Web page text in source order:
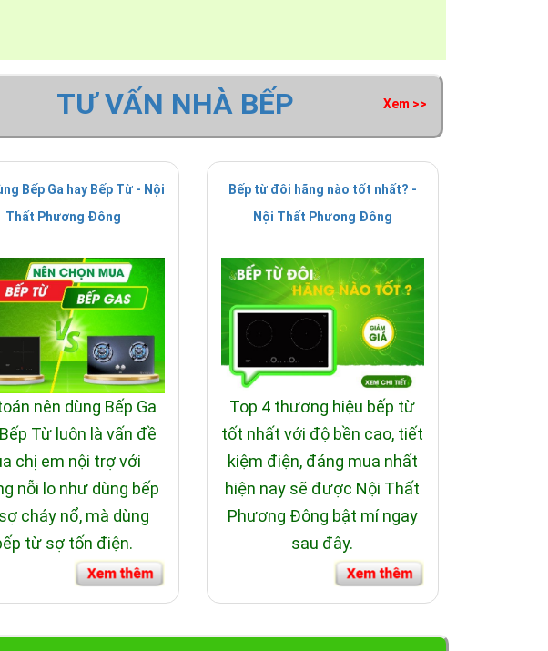
hiện nhiệt độ của mạch, có thể tự động giảm công suất
TƯ VẤN NHÀ BẾP Xem >>
Bếp Ga hay Bếp Từ - Nội
Thất Phương Đông
nên dùng Bếp Ga
Từ luôn là vấn đề
chị em nội trợ với
nỗi lo như dùng bếp
cháy nổ, mà dùng
từ sợ tốn điện.
Bếp từ đôi hãng nào tốt nhất? -
Nội Thất Phương Đông
Top 4 thương hiệu bếp từ
tốt nhất với độ bền cao, tiết
kiệm điện, đáng mua nhất
hiện nay sẽ được Nội Thất
Phương Đông bật mí ngay
sau đây.